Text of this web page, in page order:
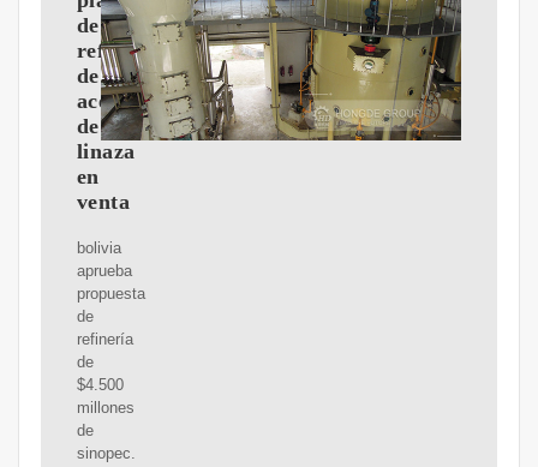
de
refinería
de
aceite
de
linaza
en
venta
bolivia
aprueba
propuesta
de
refinería
de
$4.500
millones
de
sinopec.